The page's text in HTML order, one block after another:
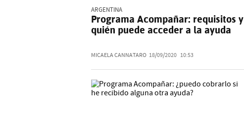
ARGENTINA
Programa Acompañar: requisitos y
quién puede acceder a la ayuda
MICAELA CANNATARO 18/09/2020 10:53